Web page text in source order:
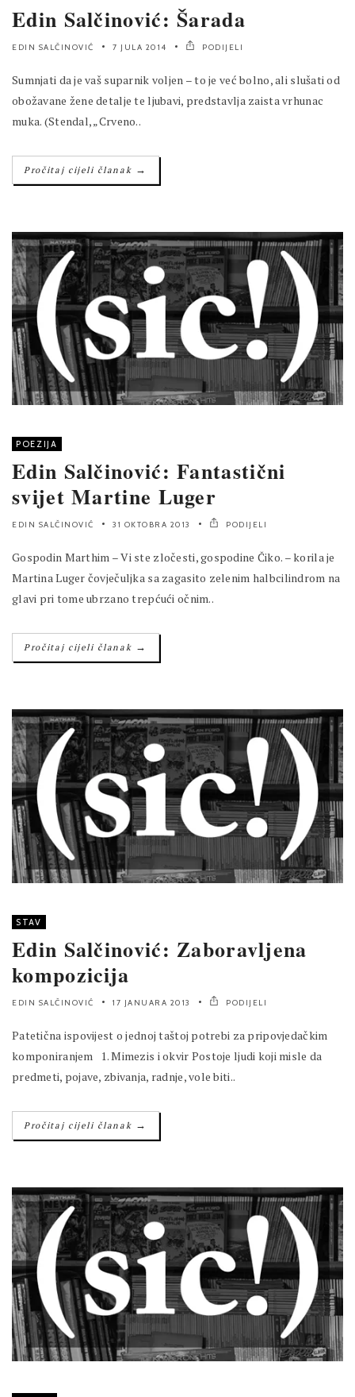
Edin Salčinović: Šarada
EDIN SALČINOVIĆ 7 JULA 2014 PODIJELI
Sumnjati da je vaš suparnik voljen – to je već bolno, ali slušati od
obožavane žene detalje te ljubavi, predstavlja zaista vrhunac
muka. (Stendal, „Crveno..
Pročitaj cijeli članak →
POEZIJA
Edin Salčinović: Fantastični
svijet Martine Luger
EDIN SALČINOVIĆ 31 OKTOBRA 2013 PODIJELI
Gospodin Marthim – Vi ste zločesti, gospodine Čiko. – korila je
Martina Luger čovječuljka sa zagasito zelenim halbcilindrom na
glavi pri tome ubrzano trepćući očnim..
Pročitaj cijeli članak →
STAV
Edin Salčinović: Zaboravljena
kompozicija
EDIN SALČINOVIĆ 17 JANUARA 2013 PODIJELI
Patetična ispovijest o jednoj taštoj potrebi za pripovjedačkim
komponiranjem 1. Mimezis i okvir Postoje ljudi koji misle da
predmeti, pojave, zbivanja, radnje, vole biti..
Pročitaj cijeli članak →